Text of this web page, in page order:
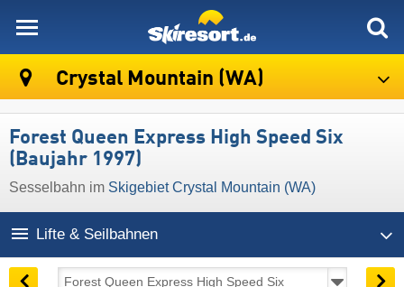
Crystal Mountain (WA)
Forest Queen Express High Speed Six
(Baujahr 1997)
Sesselbahn im Skigebiet Crystal Mountain (WA)
Lifte & Seilbahnen